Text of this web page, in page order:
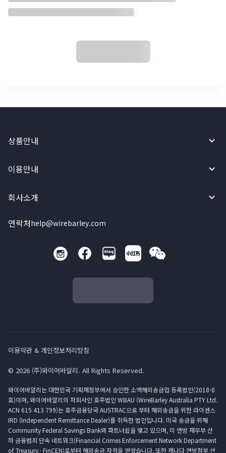
상품안내
이용안내
회사소개
연락처help@wirebarley.com
이용약관 & 개인정보처리방침
© 2026 (주)와이어바알리. All Rights Reserved.
와이어바알리는 대한민국 기획재정부에서 승인한 소액해외송금업 등록법인(2018-8
호)이며, 와이어바알리의 자회사인 호주법인 WBAU (WireBarley Australia PTY Ltd.
ACN 615 413 799)는 호주금융당국 AUSTRAC으로 부터 해외송금을 위한 라이센스
IRD (Independent Remittance Dealer)를 취득한 법인입니다. 미국 송금을 위해
Community Federal Savings Bank와 파트너쉽을 맺고 있으며, 미 연방 재무부 산
하 금융범죄 단속 네트워크(Financial Crimes Enforcement Network Department
of Treasury · FinCEN)로부터 해외송금 자격을 얻었습니다. 또한 캐나다 연방정부 산